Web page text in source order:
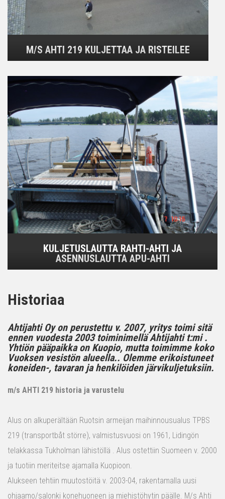
M/S AHTI 219 KULJETTAA JA RISTEILEE
KULJETUSLAUTTA RAHTI-AHTI JA
ASENNUSLAUTTA APU-AHTI
Historiaa
Ahtijahti Oy on perustettu v. 2007, yritys toimi sitä
ennen vuodesta 2003 toiminimellä Ahtijahti t:mi .
Yhtiön pääpaikka on Kuopio, mutta toimimme koko
Vuoksen vesistön alueella.. Olemme erikoistuneet
koneiden-, tavaran ja henkilöiden järvikuljetuksiin.
m/s AHTI 219 historia ja varustelu
Alus on alkuperältään Ruotsin armeijan maihinnousualus TPBS
219 (transportbåt större), valmistusvuosi on 1961, Lidingön
telakkassa Tukholman lähistöllä . Alus ostettiin Suomeen v. 2000
ja tuotiin meriteitse ajamalla Kuopioon.
Alukseen tehtiin muutostöitä v. 2003-04, rakentamalla uusi
ohjaamo/salonki konehuoneen ja miehistöhytin päälle. M/s Ahti